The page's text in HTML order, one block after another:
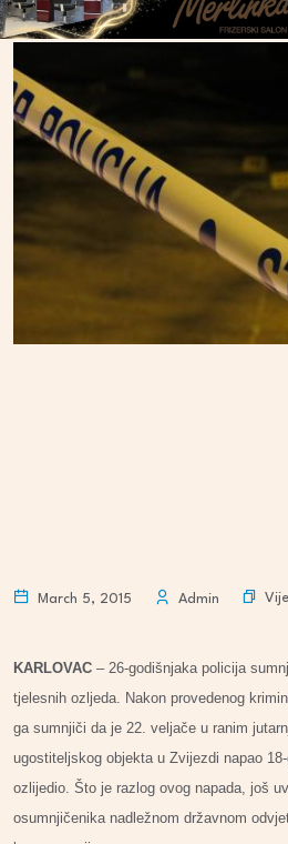
March 5, 2015 Admin
KARLOVAC – 26-godišnjaka policija
tjelesnih ozljeda. Nakon provedenog
ga sumnjiči da je 22. veljače u ranim
ugostiteljskog objekta u Zvijezdi napao
ozlijedio. Što je razlog ovog napada, još
osumnjičenika nadležnom državnom